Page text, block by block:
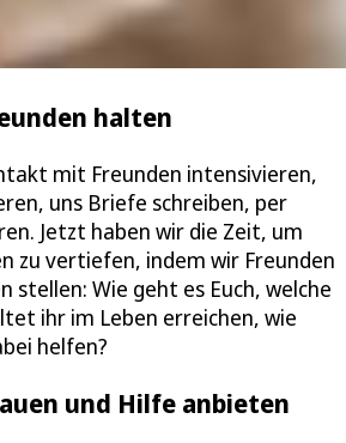
halten
mit Freunden intensivieren,
uns Briefe schreiben, per
Jetzt haben wir die Zeit, um
zu vertiefen, indem wir Freunden
stellen: Wie geht es Euch, welche
ihr im Leben erreichen, wie
helfen?
und Hilfe anbieten